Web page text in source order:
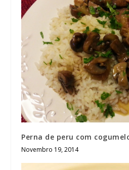
Perna de peru com
Novembro 19, 2014